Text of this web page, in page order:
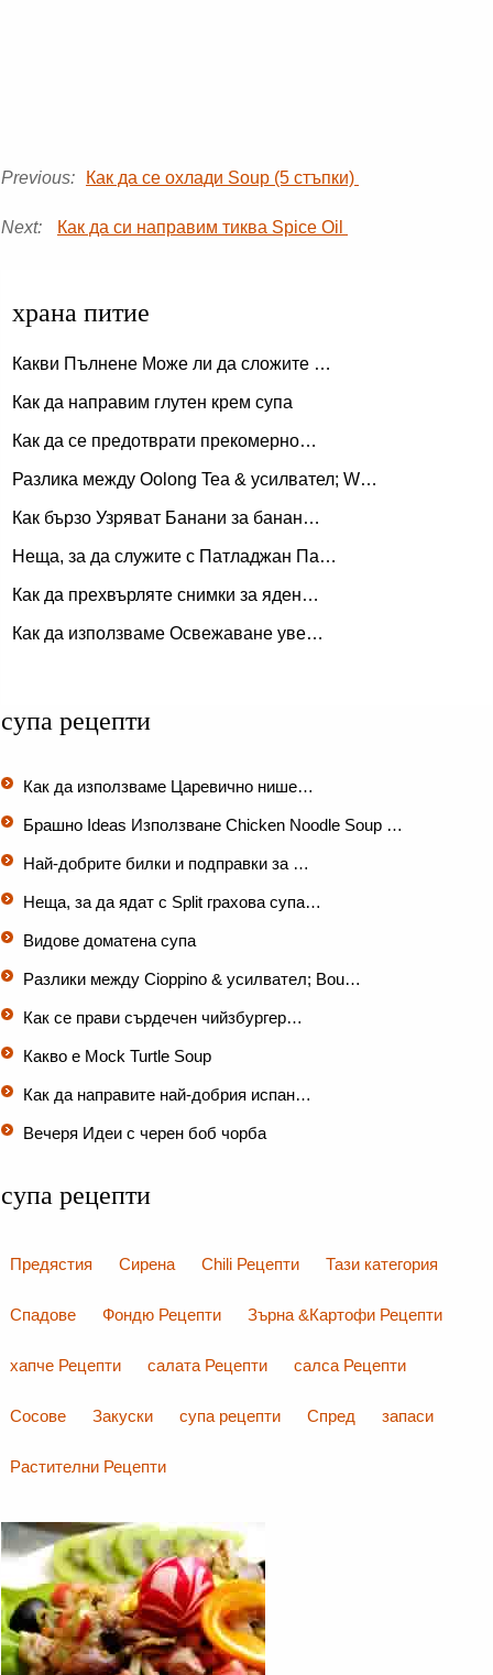
Previous: Как да се охлади Soup (5 стъпки)
Next: Как да си направим тиква Spice Oil
храна питие
Какви Пълнене Може ли да сложите …
Как да направим глутен крем супа
Как да се предотврати прекомерно…
Разлика между Oolong Tea & усилвател; W…
Как бързо Узряват Банани за банан…
Неща, за да служите с Патладжан Па…
Как да прехвърляте снимки за яден…
Как да използваме Освежаване уве…
супа рецепти
Как да използваме Царевично нише…
Брашно Ideas Използване Chicken Noodle Soup …
Най-добрите билки и подправки за …
Неща, за да ядат с Split грахова супа…
Видове доматена супа
Разлики между Cioppino & усилвател; Bou…
Как се прави сърдечен чийзбургер…
Какво е Mock Turtle Soup
Как да направите най-добрия испан…
Вечеря Идеи с черен боб чорба
супа рецепти
Предястия Сирена Chili Рецепти Тази категория
Спадове Фондю Рецепти Зърна &Картофи Рецепти
хапче Рецепти салата Рецепти салса Рецепти
Сосове Закуски супа рецепти Спред запаси
Растителни Рецепти